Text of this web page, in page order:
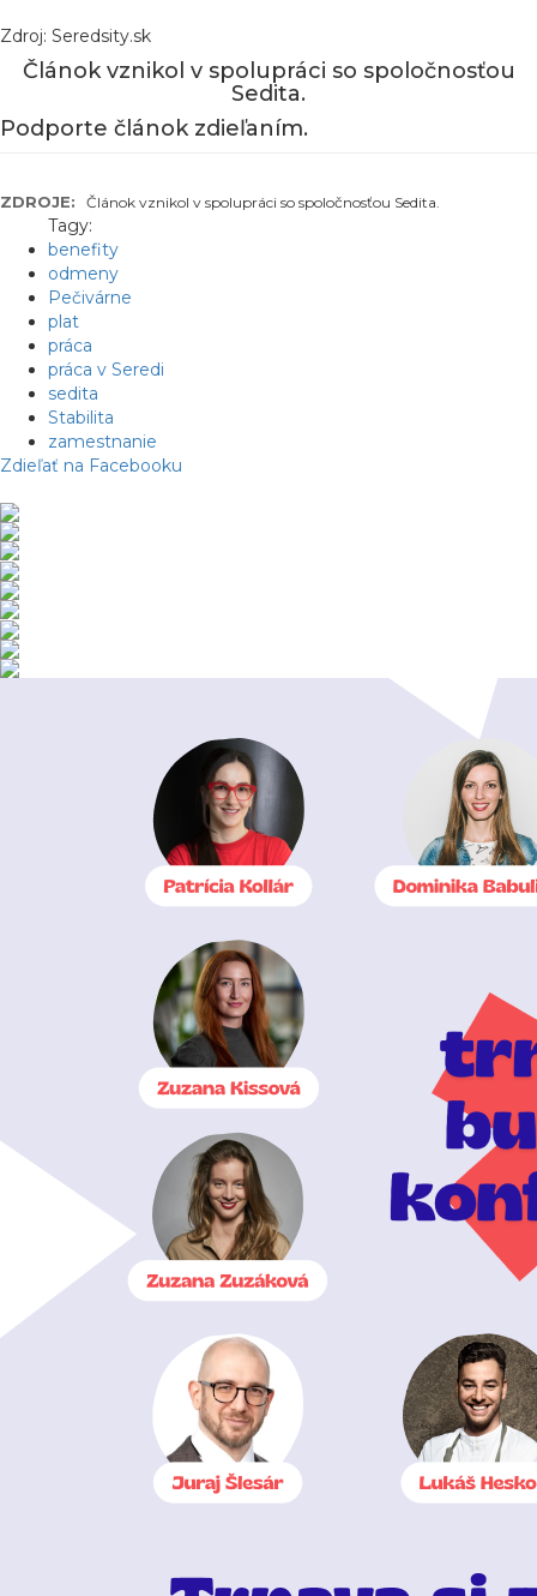
Zdroj: Seredsity.sk
Článok vznikol v spolupráci so spoločnosťou
Sedita.
Podporte článok zdieľaním.
ZDROJE: Článok vznikol v spolupráci so spoločnosťou Sedita.
Tagy:
benefity
odmeny
Pečivárne
plat
práca
práca v Seredi
sedita
Stabilita
zamestnanie
Zdieľať na Facebooku